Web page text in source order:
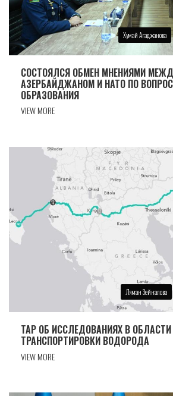
Хумай Агаджанова
СОСТОЯЛСЯ ОБМЕН МНЕНИЯМИ
АЗЕРБАЙДЖАНОМ И НАТО ПО
ОБРАЗОВАНИЯ
VIEW MORE
Ляман Зейналова
TAP ОБ ИССЛЕДОВАНИЯХ В ОБЛАСТИ
ТРАНСПОРТИРОВКИ ВОДОРОДА
VIEW MORE